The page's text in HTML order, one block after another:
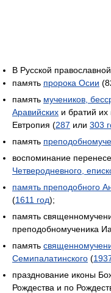
В Русской
память пророка Осии
память мучеников,
Аравийских и братий
Евтропия (287 или 303
память
воспоминание
Четверодневного,
память преподобного
(1611 год);
память
преподобномученика
память
Семипалатинского (
празднование иконы
Рождества и по